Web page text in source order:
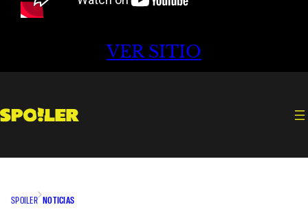
VER SITIO
SPOILER NOTICIAS